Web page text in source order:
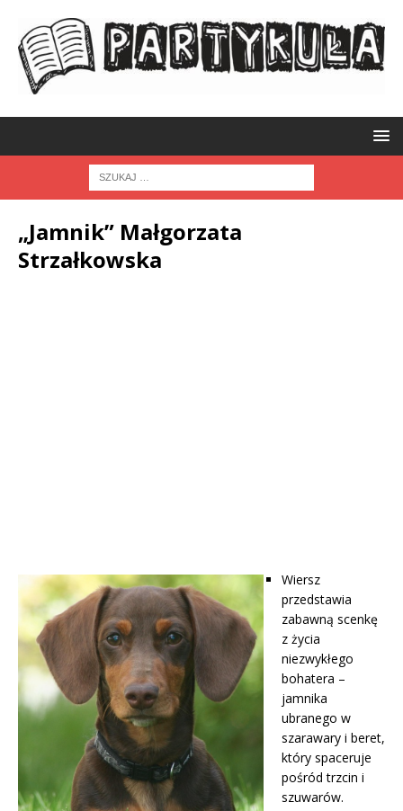
„Jamnik” Małgorzata
Strzałkowska
Wiersz
przedstawia
zabawną scenkę
z życia
niezwykłego
bohatera –
jamnika
ubranego w
szarawary i beret,
który spaceruje
pośród trzcin i
szuwarów.